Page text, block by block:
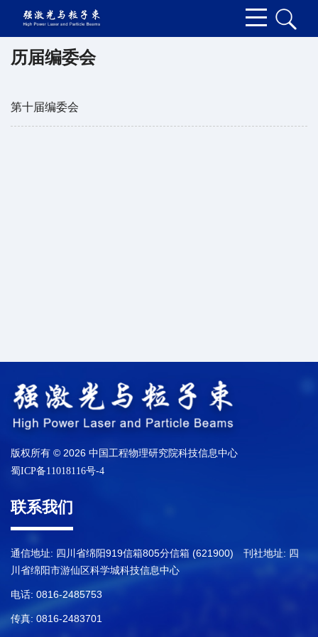
历届编委会
第十届编委会
版权所有 © 2026 中国工程物理研究院科技信息中心
蜀ICP备11018116号-4
联系我们
通信地址: 四川省绵阳919信箱805分信箱 (621900) 刊社地址: 四
川省绵阳市游仙区科学城科技信息中心
电话: 0816-2485753
传真: 0816-2483701